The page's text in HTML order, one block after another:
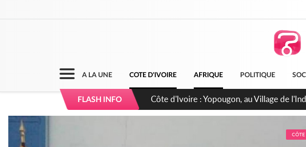
A LA UNE COTE D'IVOIRE AFRIQUE POLITIQUE
FLASH INFO
Côte d'Ivoire : CHU de Treichville, après la
direction sur les arriérés du SMIG 2023